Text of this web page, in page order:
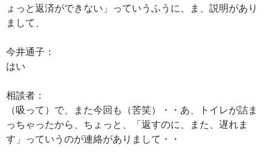
ょっと返済ができない」っていうふうに、ま、説明があり
まして、
今井通子：
はい
相談者：
（吸って）で、また今回も（苦笑）・・あ、トイレが詰ま
っちゃったから、ちょっと、「返すのに、また、遅れま
す」っていうのが連絡がありまして・・